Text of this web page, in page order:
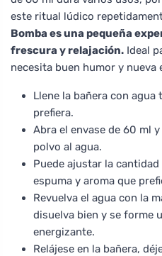
este ritual lúdico
Bomba es una pequeña
frescura y relajación. Ideal
necesita buen humor y nueva
Llene la bañera con
prefiera.
Abra el envase de 60 ml
polvo al agua.
Puede ajustar la
espuma y aroma que
Revuelva el agua con la
disuelva bien y se forme
energizante.
Relájese en la bañera,